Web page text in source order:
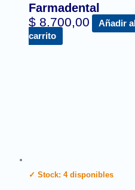
Farmadental
$ 8.700,00
Añadir al
carrito
✓ Stock: 4 disponibles